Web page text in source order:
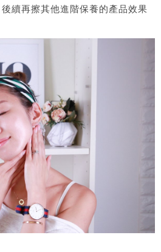
續再擦其他進階保養的產品效果